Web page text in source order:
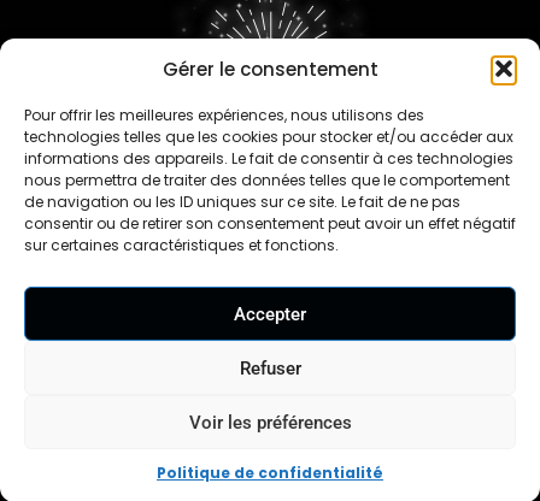
Gérer le consentement
Pour offrir les meilleures expériences, nous utilisons des
technologies telles que les cookies pour stocker et/ou accéder aux
informations des appareils. Le fait de consentir à ces technologies
nous permettra de traiter des données telles que le comportement
de navigation ou les ID uniques sur ce site. Le fait de ne pas
consentir ou de retirer son consentement peut avoir un effet négatif
sur certaines caractéristiques et fonctions.
Accepter
Refuser
Voir les préférences
Politique de confidentialité
FAQ
Contact
Travaillons ensemble
Nos revendeurs
Mentions légales|CGV|CGU|Formulaire de
Réglementation